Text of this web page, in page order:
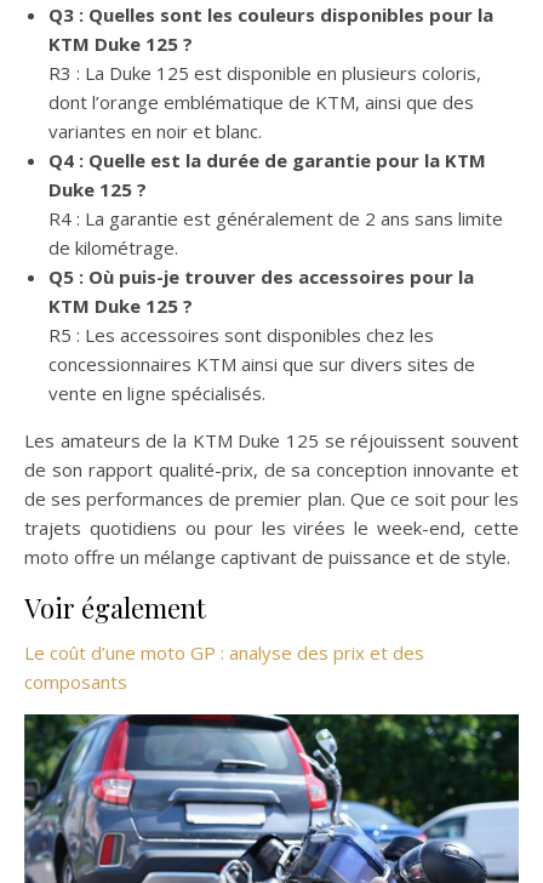
Q3 : Quelles sont les couleurs disponibles pour la
KTM Duke 125 ?
R3 : La Duke 125 est disponible en plusieurs coloris,
dont l’orange emblématique de KTM, ainsi que des
variantes en noir et blanc.
Q4 : Quelle est la durée de garantie pour la KTM
Duke 125 ?
R4 : La garantie est généralement de 2 ans sans limite
de kilométrage.
Q5 : Où puis-je trouver des accessoires pour la
KTM Duke 125 ?
R5 : Les accessoires sont disponibles chez les
concessionnaires KTM ainsi que sur divers sites de
vente en ligne spécialisés.
Les amateurs de la KTM Duke 125 se réjouissent souvent
de son rapport qualité-prix, de sa conception innovante et
de ses performances de premier plan. Que ce soit pour les
trajets quotidiens ou pour les virées le week-end, cette
moto offre un mélange captivant de puissance et de style.
Voir également
Le coût d’une moto GP : analyse des prix et des
composants